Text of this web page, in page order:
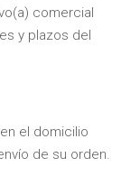
comercial
y plazos del
el domicilio
de su orden.